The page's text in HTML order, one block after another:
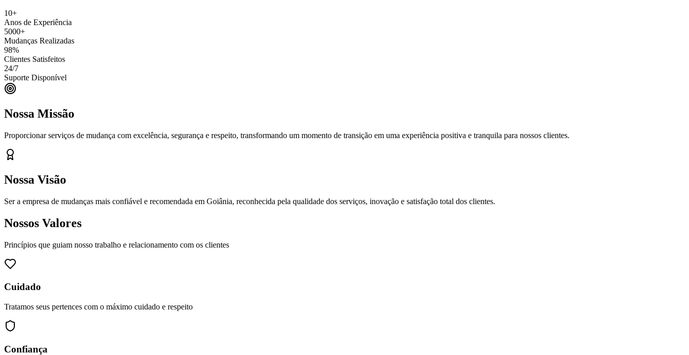
10+
Anos de Experiência
5000+
Mudanças Realizadas
98%
Clientes Satisfeitos
24/7
Suporte Disponível
Nossa Missão
Proporcionar serviços de mudança com excelência, segurança e respeito, transformando um momento de transição em uma experiência positiva e tranquila para nossos clientes.
Nossa Visão
Ser a empresa de mudanças mais confiável e recomendada em Goiânia, reconhecida pela qualidade dos serviços, inovação e satisfação total dos clientes.
Nossos Valores
Princípios que guiam nosso trabalho e relacionamento com os clientes
Cuidado
Tratamos seus pertences com o máximo cuidado e respeito
Confiança